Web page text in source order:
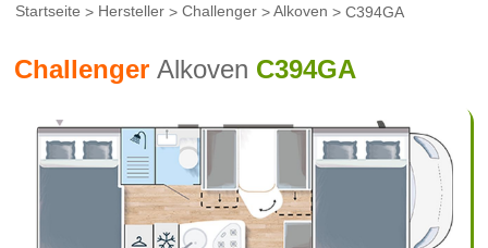
Startseite > Hersteller >Challenger >Alkoven > C394GA
Challenger Alkoven C394GA